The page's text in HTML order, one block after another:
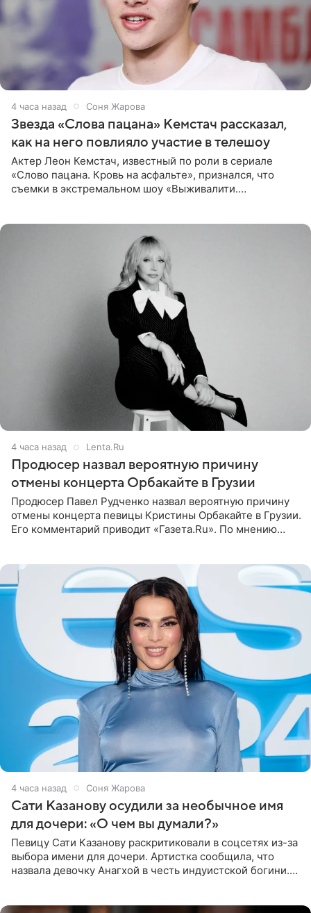
4 часа назад Соня Жарова
Звезда «Слова пацана» Кемстач рассказал,
как на него повлияло участие в телешоу
Актер Леон Кемстач, известный по роли в сериале
«Слово пацана. Кровь на асфальте», признался, что
съемки в экстремальном шоу «Выживалити.
4 часа назад Lenta.Ru
Продюсер назвал вероятную причину
отмены концерта Орбакайте в Грузии
Продюсер Павел Рудченко назвал вероятную причину
отмены концерта певицы Кристины Орбакайте в Грузии.
Его комментарий приводит «Газета.Ru». По мнению
4 часа назад Соня Жарова
Сати Казанову осудили за необычное имя
для дочери: «О чем вы думали?»
Певицу Сати Казанову раскритиковали в соцсетях из-за
выбора имени для дочери. Артистка сообщила, что
назвала девочку Анагхой в честь индуистской богини.